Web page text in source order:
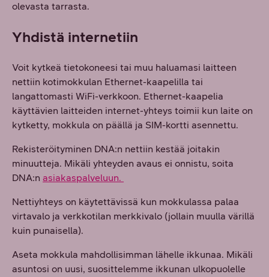
olevasta tarrasta.
Yhdistä internetiin
Voit kytkeä tietokoneesi tai muu haluamasi laitteen
nettiin kotimokkulan Ethernet-kaapelilla tai
langattomasti WiFi-verkkoon. Ethernet-kaapelia
käyttävien laitteiden internet-yhteys toimii kun laite on
kytketty, mokkula on päällä ja SIM-kortti asennettu.
Rekisteröityminen DNA:n nettiin kestää joitakin
minuutteja. Mikäli yhteyden avaus ei onnistu, soita
DNA:n asiakaspalveluun.
Nettiyhteys on käytettävissä kun mokkulassa palaa
virtavalo ja verkkotilan merkkivalo (jollain muulla värillä
kuin punaisella).
Aseta mokkula mahdollisimman lähelle ikkunaa. Mikäli
asuntosi on uusi, suosittelemme ikkunan ulkopuolelle